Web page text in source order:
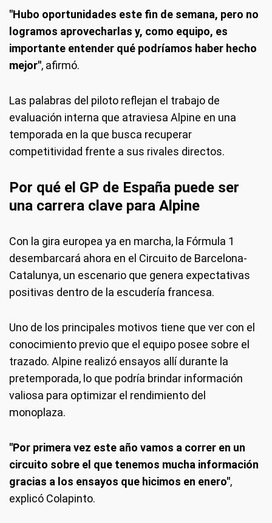
"Hubo oportunidades este fin de semana, pero no
logramos aprovecharlas y, como equipo, es
importante entender qué podríamos haber hecho
mejor", afirmó.
Las palabras del piloto reflejan el trabajo de
evaluación interna que atraviesa Alpine en una
temporada en la que busca recuperar
competitividad frente a sus rivales directos.
Por qué el GP de España puede ser
una carrera clave para Alpine
Con la gira europea ya en marcha, la Fórmula 1
desembarcará ahora en el Circuito de Barcelona-
Catalunya, un escenario que genera expectativas
positivas dentro de la escudería francesa.
Uno de los principales motivos tiene que ver con el
conocimiento previo que el equipo posee sobre el
trazado. Alpine realizó ensayos allí durante la
pretemporada, lo que podría brindar información
valiosa para optimizar el rendimiento del
monoplaza.
"Por primera vez este año vamos a correr en un
circuito sobre el que tenemos mucha información
gracias a los ensayos que hicimos en enero",
explicó Colapinto.